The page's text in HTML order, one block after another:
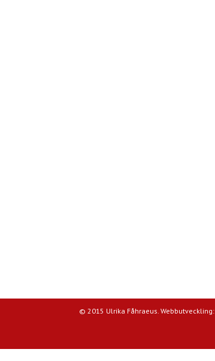
© 2015 Ulrika Fåhraeus. Webbutveckling: